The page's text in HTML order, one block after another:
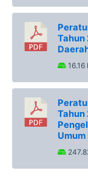
Tahun
16.16
Tahun